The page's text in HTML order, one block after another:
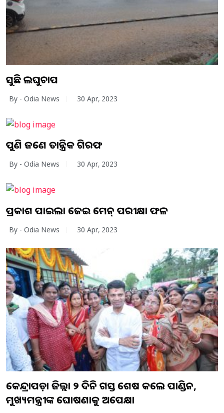
ଆସୁଛି ଲଘୁଚାପ
By - Odia News 30 Apr, 2023
ପୁଣି ଜଣେ ତାନ୍ତ୍ରିକ ଗିରଫ
By - Odia News 30 Apr, 2023
ପ୍ରକାଶ ପାଇଲା ଜେଇ ମେନ୍ ପରୀକ୍ଷା ଫଳ
By - Odia News 30 Apr, 2023
କେନ୍ଦ୍ରାପଡ଼ା ଜିଲ୍ଲା ୨ ଦିନିଆ ଗସ୍ତ ଶେଷ କଲେ ପାଣ୍ଡିଆନ,
ମୁଖ୍ୟମନ୍ତ୍ରୀଙ୍କ ଘୋଷଣାକୁ ଅପେକ୍ଷା